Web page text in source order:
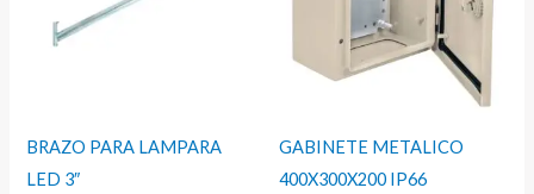
BRAZO PARA LAMPARA
LED 3″
GABINETE METALICO
400X300X200 IP66